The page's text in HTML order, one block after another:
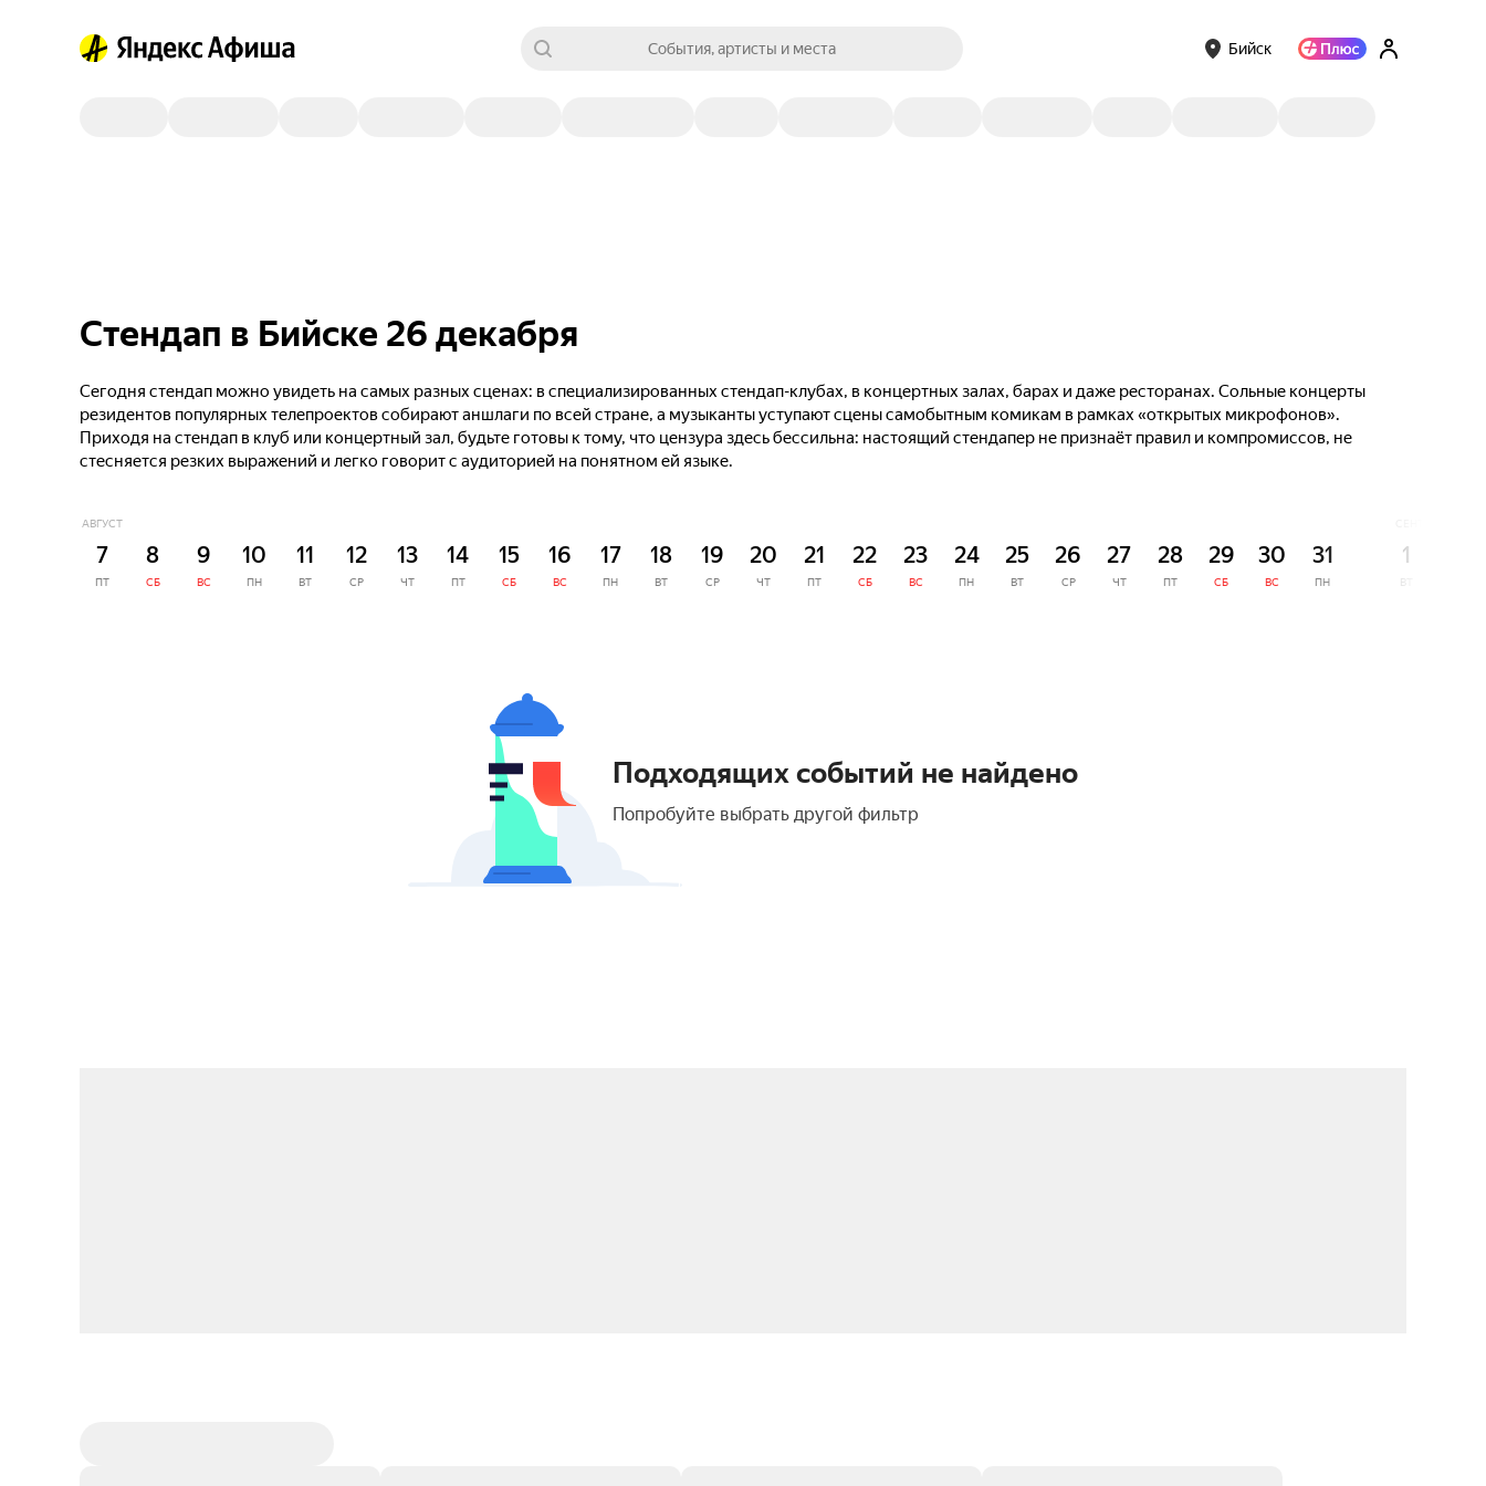
События, артисты и места Бийск
Стендап в Бийске 26 декабря
Сегодня стендап можно увидеть на самых разных сценах: в специализированных стендап-клубах, в концертных залах, барах и даже ресторанах. Сольные концерты
резидентов популярных телепроектов собирают аншлаги по всей стране, а музыканты уступают сцены самобытным комикам в рамках «открытых микрофонов».
Приходя на стендап в клуб или концертный зал, будьте готовы к тому, что цензура здесь бессильна: настоящий стендапер не признаёт правил и компромиссов, не
стесняется резких выражений и легко говорит с аудиторией на понятном ей языке.
АВГУСТ
7
ПТ
8
СБ
9
ВС
10
ПН
11
ВТ
12
СР
13
ЧТ
14
ПТ
15
СБ
16
ВС
17
ПН
18
ВТ
19
СР
20
ЧТ
21
ПТ
22
СБ
23
ВС
24
ПН
25
ВТ
26
СР
27
ЧТ
28
ПТ
29
СБ
30
ВС
31
ПН
1
ВТ
Подходящих событий не найдено
Попробуйте выбрать другой фильтр